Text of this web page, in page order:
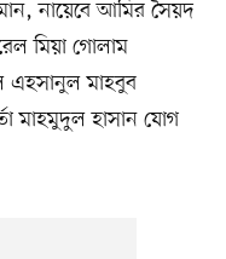
নায়েবে আমির সৈয়দ
মিয়া গোলাম
এহসানুল মাহবুব
মাহমুদুল হাসান যোগ